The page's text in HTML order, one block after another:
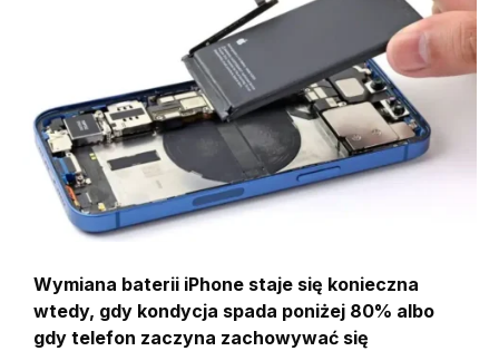
Wymiana baterii iPhone staje się konieczna
wtedy, gdy kondycja spada poniżej 80% albo
gdy telefon zaczyna zachowywać się